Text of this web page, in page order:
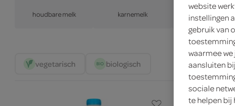
houdbare melk karnemelk chocolademelk,
vegetarisch biologisch
website
instellingen
gebruik van
waarmee
aansluiten
sociale
te helpen bij